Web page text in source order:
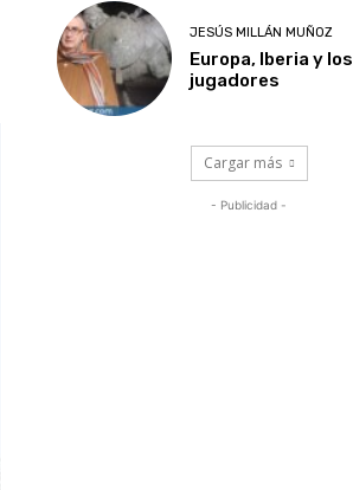
JESÚS MILLÁN MUÑOZ
Europa, Iberia y los
jugadores
Cargar más
- Publicidad -